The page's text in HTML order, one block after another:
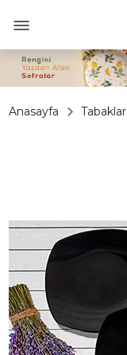
Anasayfa Tabaklar